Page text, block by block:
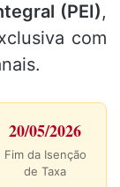
(PEI),
com
20/05/2026
Fim da Isenção
de Taxa